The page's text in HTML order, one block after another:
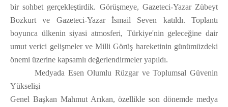
bir sohbet gerçekleştirdik. Görüşmeye, Gazeteci-Yazar Zübeyt
Bozkurt ve Gazeteci-Yazar İsmail Seven katıldı. Toplantı
boyunca ülkenin siyasi atmosferi, Türkiye'nin geleceğine dair
umut verici gelişmeler ve Milli Görüş hareketinin günümüzdeki
önemi üzerine kapsamlı değerlendirmeler yapıldı.
Medyada Esen Olumlu Rüzgar ve Toplumsal Güvenin
Yükselişi
Genel Başkan Mahmut Arıkan, özellikle son dönemde medya